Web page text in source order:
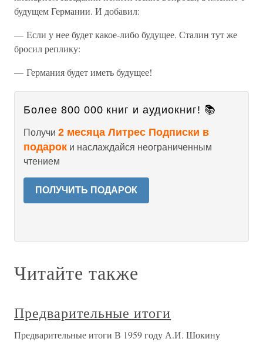
будущем Германии. И добавил:
— Если у нее будет какое-либо будущее. Сталин тут же
бросил реплику:
— Германия будет иметь будущее!
Более 800 000 книг и аудиокниг! 📚
Получи 2 месяца Литрес Подписки в
подарок и наслаждайся неограниченным
чтением
ПОЛУЧИТЬ ПОДАРОК
Читайте также
Предварительные итоги
Предварительные итоги В 1959 году А.И. Шокину